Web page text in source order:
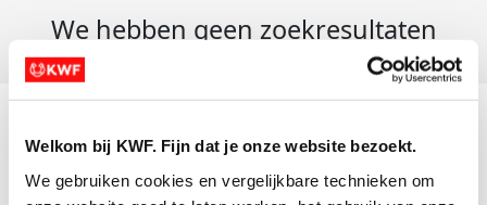
Welkom bij KWF. Fijn dat je onze website bezoekt.
We gebruiken cookies en vergelijkbare technieken om
We hebben geen zoekresultaten
Actiematerialen
Evenementen